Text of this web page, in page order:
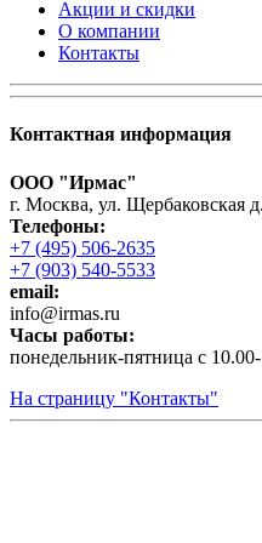
Акции и скидки
О компании
Контакты
Контактная информация
ООО "Ирмас"
г. Москва, ул. Щербаковская
Телефоны:
+7 (495) 506-2635
+7 (903) 540-5533
email:
infо@irmas.ru
Часы работы:
понедельник-пятница с
На страницу "Контакты"